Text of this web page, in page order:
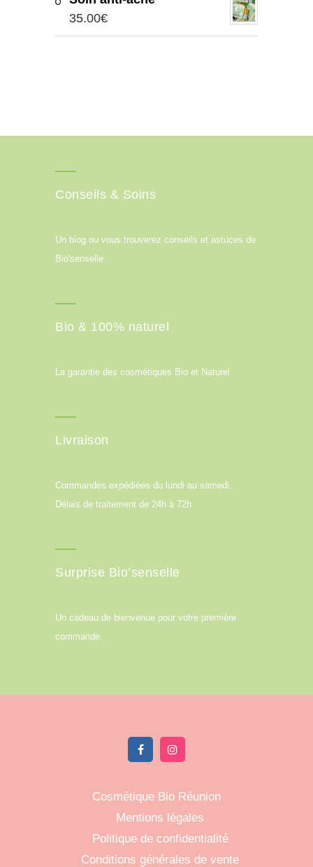
35.00€
Conseils & Soins
Un blog ou vous trouverez conseils et astuces de
Bio'senselle
Bio & 100% naturel
La garantie des cosmétiques Bio et Naturel
Livraison
Commandes expédiées du lundi au samedi.
Délais de traitement de 24h à 72h
Surprise Bio’senselle
Un cadeau de bienvenue pour votre première
commande.
Cosmétique Bio Réunion
Mentions légales
Politique de confidentialité
Conditions générales de vente